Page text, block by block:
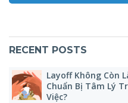
RECENT POSTS
Layoff Không Còn
Chuẩn Bị Tâm Lý
Việc?